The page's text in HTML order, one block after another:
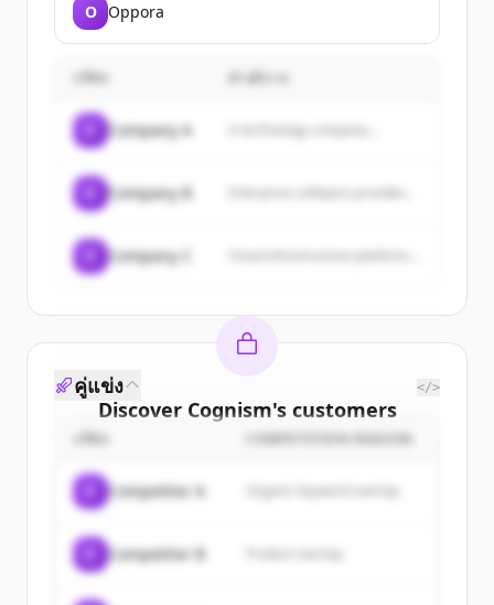
O Oppora
คำอธิบาย
Company A A technology company...
Company B
Company C
Discover Cognism's customers
Sign up for free to view allcustomers
New accounts include trial credits to
คู่แข่ง </>
COMPETITION REASON
Competitor A Organic keyword overlap
Competitor B